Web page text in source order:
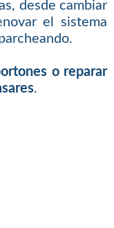
desde cambiar
el sistema
o reparar
.